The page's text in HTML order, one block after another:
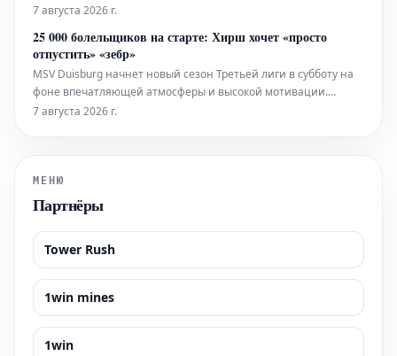
обещает быть интересным противостоянием. Детальный
сделать информированные ставки. Анализ команд: "Твенте":
Г
7 августа 2026 г.
25 000 болельщиков на старте: Хирш хочет «просто
отпустить» «зебр»
MSV Duisburg начнет новый сезон Третьей лиги в субботу на
фоне впечатляющей атмосферы и высокой мотивации.
Тренер Дитмар Хирш уже определил стартовый состав.
7 августа 2026 г.
МЕНЮ
Партнёры
Tower Rush
1win mines
1win